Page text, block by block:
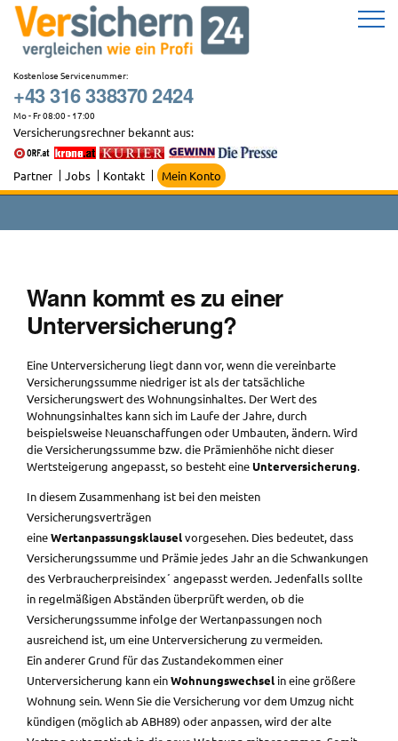
Zum
Inhalt
springen
Kostenlose Servicenummer:
+43 316 338370 2424
Mo - Fr 08:00 - 17:00
Versicherungsrechner bekannt aus:
Partner Jobs Kontakt Mein Konto
Wann kommt es zu einer
Unterversicherung?
Eine Unterversicherung liegt dann vor, wenn die vereinbarte
Versicherungssumme niedriger ist als der tatsächliche
Versicherungswert des Wohnungsinhaltes. Der Wert des
Wohnungsinhaltes kann sich im Laufe der Jahre, durch
beispielsweise Neuanschaffungen oder Umbauten, ändern. Wird
die Versicherungssumme bzw. die Prämienhöhe nicht dieser
Wertsteigerung angepasst, so besteht eine Unterversicherung.
In diesem Zusammenhang ist bei den meisten
Versicherungsverträgen
eineWertanpassungsklauselvorgesehen. Dies bedeutet, dass
Versicherungssumme und Prämie jedes Jahr an die Schwankungen
des Verbraucherpreisindex´ angepasst werden. Jedenfalls sollte
in regelmäßigen Abständen überprüft werden, ob die
Versicherungssumme infolge der Wertanpassungen noch
ausreichend ist, um eine Unterversicherung zu vermeiden.
Ein anderer Grund für das Zustandekommen einer
Unterversicherung kann einWohnungswechsel in eine größere
Wohnung sein. Wenn Sie die Versicherung vor dem Umzug nicht
kündigen (möglich ab ABH89) oder anpassen, wird der alte